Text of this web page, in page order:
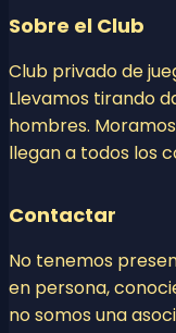
Sobre el Club
Club privado de
Llevamos tirando
hombres.
llegan a todos los
Contactar
No tenemos
en persona,
no somos una